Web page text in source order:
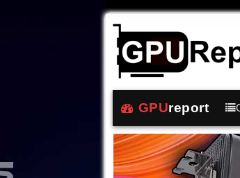
GPUreport